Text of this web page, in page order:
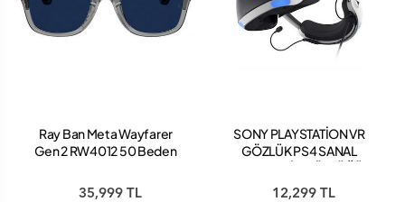
Ray Ban Meta Wayfarer
Gen 2 RW4012 50 Beden
Safir Mavi
35,999 TL
SONY PLAYSTATİON VR
GÖZLÜK PS4 SANAL
12,299 TL